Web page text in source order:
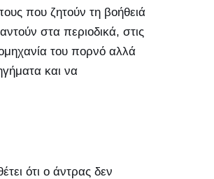
που ζητούν τη βοήθειά
στα περιοδικά, στις
του πορνό αλλά
και να
ότι ο άντρας δεν